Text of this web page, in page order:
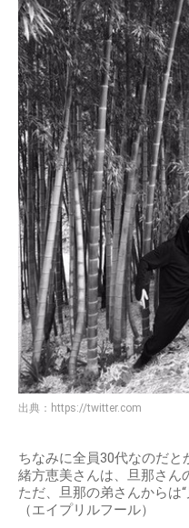
出典： https://twitter.com
ちなみに全員30代なのだと
緒方恵美さんは、旦那さん
ただ、旦那の弟さんからは
（エイプリルフール）